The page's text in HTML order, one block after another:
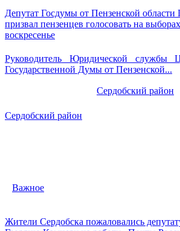
Депутат Госдумы от Пензенской области
призвал пензенцев голосовать на
воскресенье
Руководитель Юридической
Государственной Думы от Пензенской...
Сердобский район
Сердобский район
Важное
Жители Сердобска пожаловались